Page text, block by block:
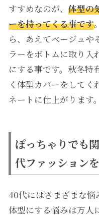
すすめなのが、 体型の
ーを持ってくる事です
ら、あえてベージュや
ラーをボトムに取り入
にする事です。秋冬特
く体型カバーをしてく
ネートに仕上がります。
ぽっちゃりでも
代ファッション
40代にはさまざまな悩
体型にする悩みは万人